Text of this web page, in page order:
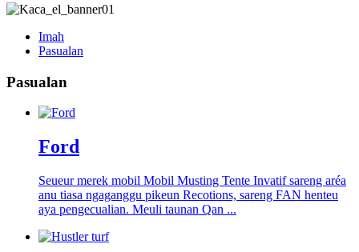
Imah
Pasualan
Pasualan
Ford
Seueur merek mobil Mobil Musting Tente Invatif sareng aréa
anu tiasa ngaganggu pikeun Recotions, sareng FAN henteu
aya pengecualian. Meuli taunan Qan ...